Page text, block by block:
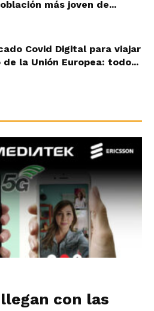
más joven de...
Covid Digital para viajar
la Unión Europea: todo...
con las